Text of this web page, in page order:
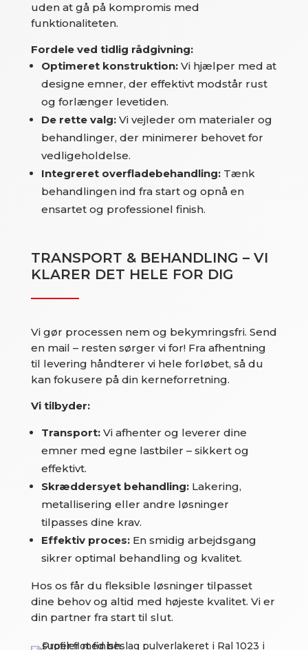
uden at gå på kompromis med
funktionaliteten.
Fordele ved tidlig rådgivning:
Optimeret konstruktion:Vi hjælper med at
designe emner, der effektivt modstår rust
og forlænger levetiden.
De rette valg:Vi vejleder om materialer og
behandlinger, der minimerer behovet for
vedligeholdelse.
Integreret overfladebehandling:Tænk
behandlingen ind fra start og opnå en
ensartet og professionel finish.
TRANSPORT & BEHANDLING – VI
KLARER DET HELE FOR DIG
Vi gør processen nem og bekymringsfri. Send
en mail – resten sørger vi for! Fra afhentning
til levering håndterer vi hele forløbet, så du
kan fokusere på din kerneforretning.
Vi tilbyder:
Transport:Vi afhenter og leverer dine
emner med egne lastbiler – sikkert og
effektivt.
Skræddersyet behandling:Lakering,
metallisering eller andre løsninger
tilpasses dine krav.
Effektiv proces:En smidig arbejdsgang
sikrer optimal behandling og kvalitet.
Hos os får du fleksible løsninger tilpasset
dine behov og altid med højeste kvalitet. Vi er
din partner fra start til slut.